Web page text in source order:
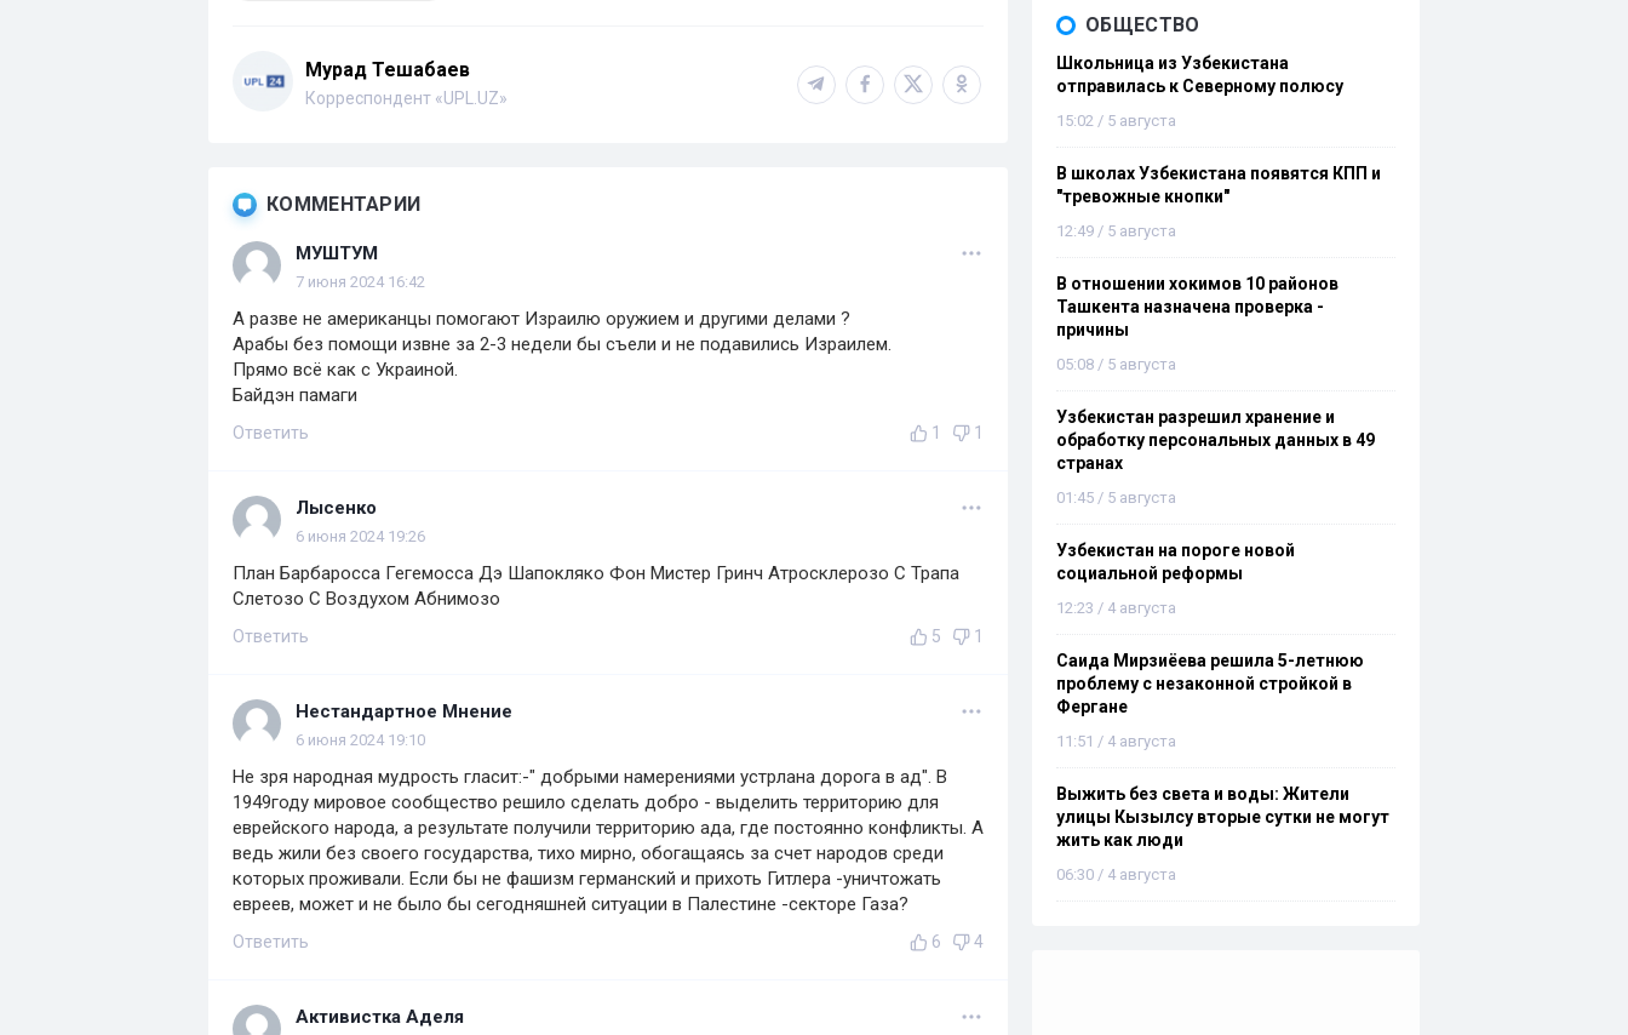
Мурад Тешабаев
Корреспондент «UPL.UZ»
КОММЕНТАРИИ
МУШТУМ
7 июня 2024 16:42
А разве не американцы помогают Израилю оружием и другими делами ?
Арабы без помощи извне за 2-3 недели бы съели и не подавились Израилем.
Прямо всё как с Украиной.
Байдэн памаги
Ответить 1 1
Лысенко
6 июня 2024 19:26
План Барбаросса Гегемосса Дэ Шапокляко Фон Мистер Гринч Атросклерозо С Трапа
Слетозо С Воздухом Абнимозо
Ответить 5 1
Нестандартное Мнение
6 июня 2024 19:10
Не зря народная мудрость гласит:-" добрыми намерениями устрлана дорога в ад". В
1949году мировое сообщество решило сделать добро - выделить территорию для
еврейского народа, а результате получили территорию ада, где постоянно конфликты. А
ведь жили без своего государства, тихо мирно, обогащаясь за счет народов среди
которых проживали. Если бы не фашизм германский и прихоть Гитлера -уничтожать
евреев, может и не было бы сегодняшней ситуации в Палестине -секторе Газа?
Ответить 6 4
Активистка Аделя
ОБЩЕСТВО
Школьница из Узбекистана
отправилась к Северному полюсу
15:02 / 5 августа
В школах Узбекистана появятся КПП и
"тревожные кнопки"
12:49 / 5 августа
В отношении хокимов 10 районов
Ташкента назначена проверка -
причины
05:08 / 5 августа
Узбекистан разрешил хранение и
обработку персональных данных в 49
странах
01:45 / 5 августа
Узбекистан на пороге новой
социальной реформы
12:23 / 4 августа
Саида Мирзиёева решила 5-летнюю
проблему с незаконной стройкой в
Фергане
11:51 / 4 августа
Выжить без света и воды: Жители
улицы Кызылсу вторые сутки не могут
жить как люди
06:30 / 4 августа